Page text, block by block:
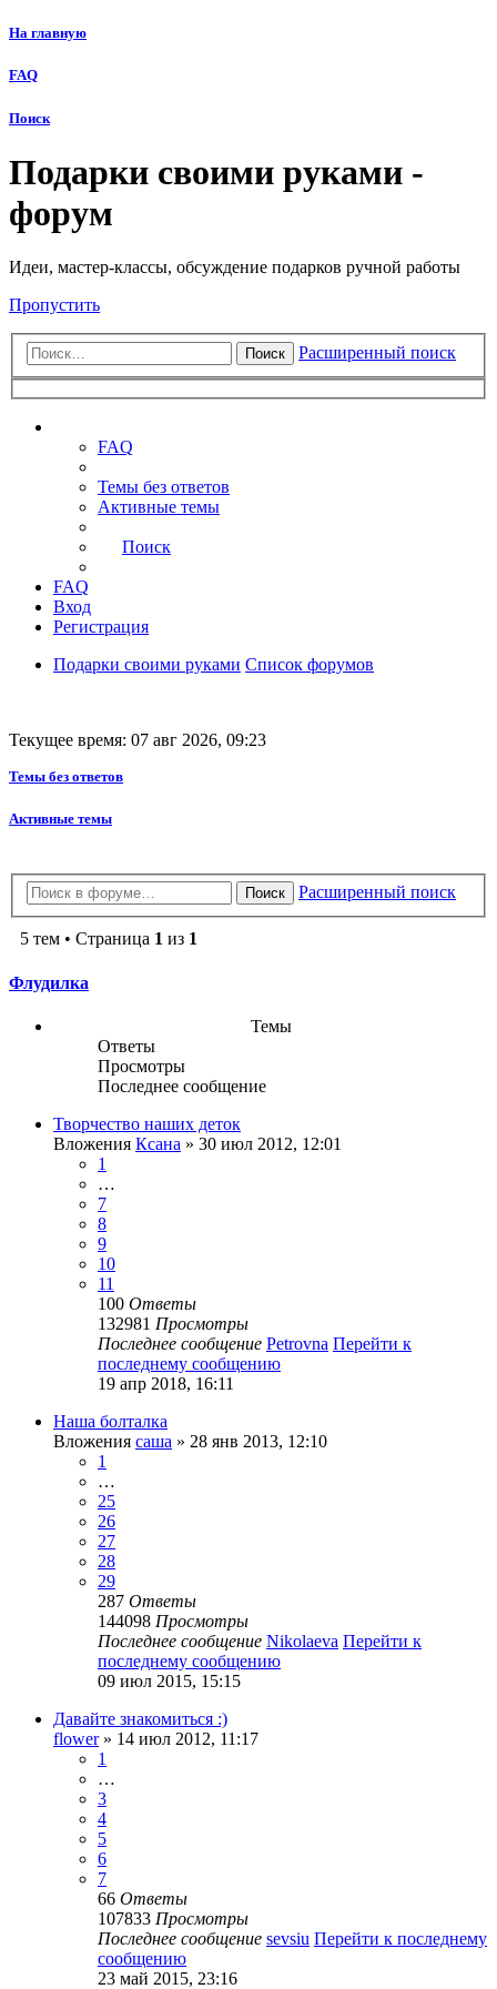
На главную
FAQ
Поиск
Подарки своими руками -
форум
Идеи, мастер-классы, обсуждение подарков ручной работы
Пропустить
Поиск Расширенный поиск
FAQ
Темы без ответов
Активные темы
Поиск
FAQ
Вход
Регистрация
Подарки своими руками Список форумов
Текущее время: 07 авг 2026, 09:23
Темы без ответов
Активные темы
Поиск Расширенный поиск
5 тем • Страница 1 из 1
Флудилка
Темы
Ответы
Просмотры
Последнее сообщение
Творчество наших деток
Вложения Ксана » 30 июл 2012, 12:01
1
…
7
8
9
10
11
100 Ответы
132981 Просмотры
Последнее сообщение Petrovna Перейти к
последнему сообщению
19 апр 2018, 16:11
Наша болталка
Вложения саша » 28 янв 2013, 12:10
1
…
25
26
27
28
29
287 Ответы
144098 Просмотры
Последнее сообщение Nikolaeva Перейти к
последнему сообщению
09 июл 2015, 15:15
Давайте знакомиться :)
flower» 14 июл 2012, 11:17
1
…
3
4
5
6
7
66 Ответы
107833 Просмотры
Последнее сообщение sevsiu Перейти к последнему
сообщению
23 май 2015, 23:16